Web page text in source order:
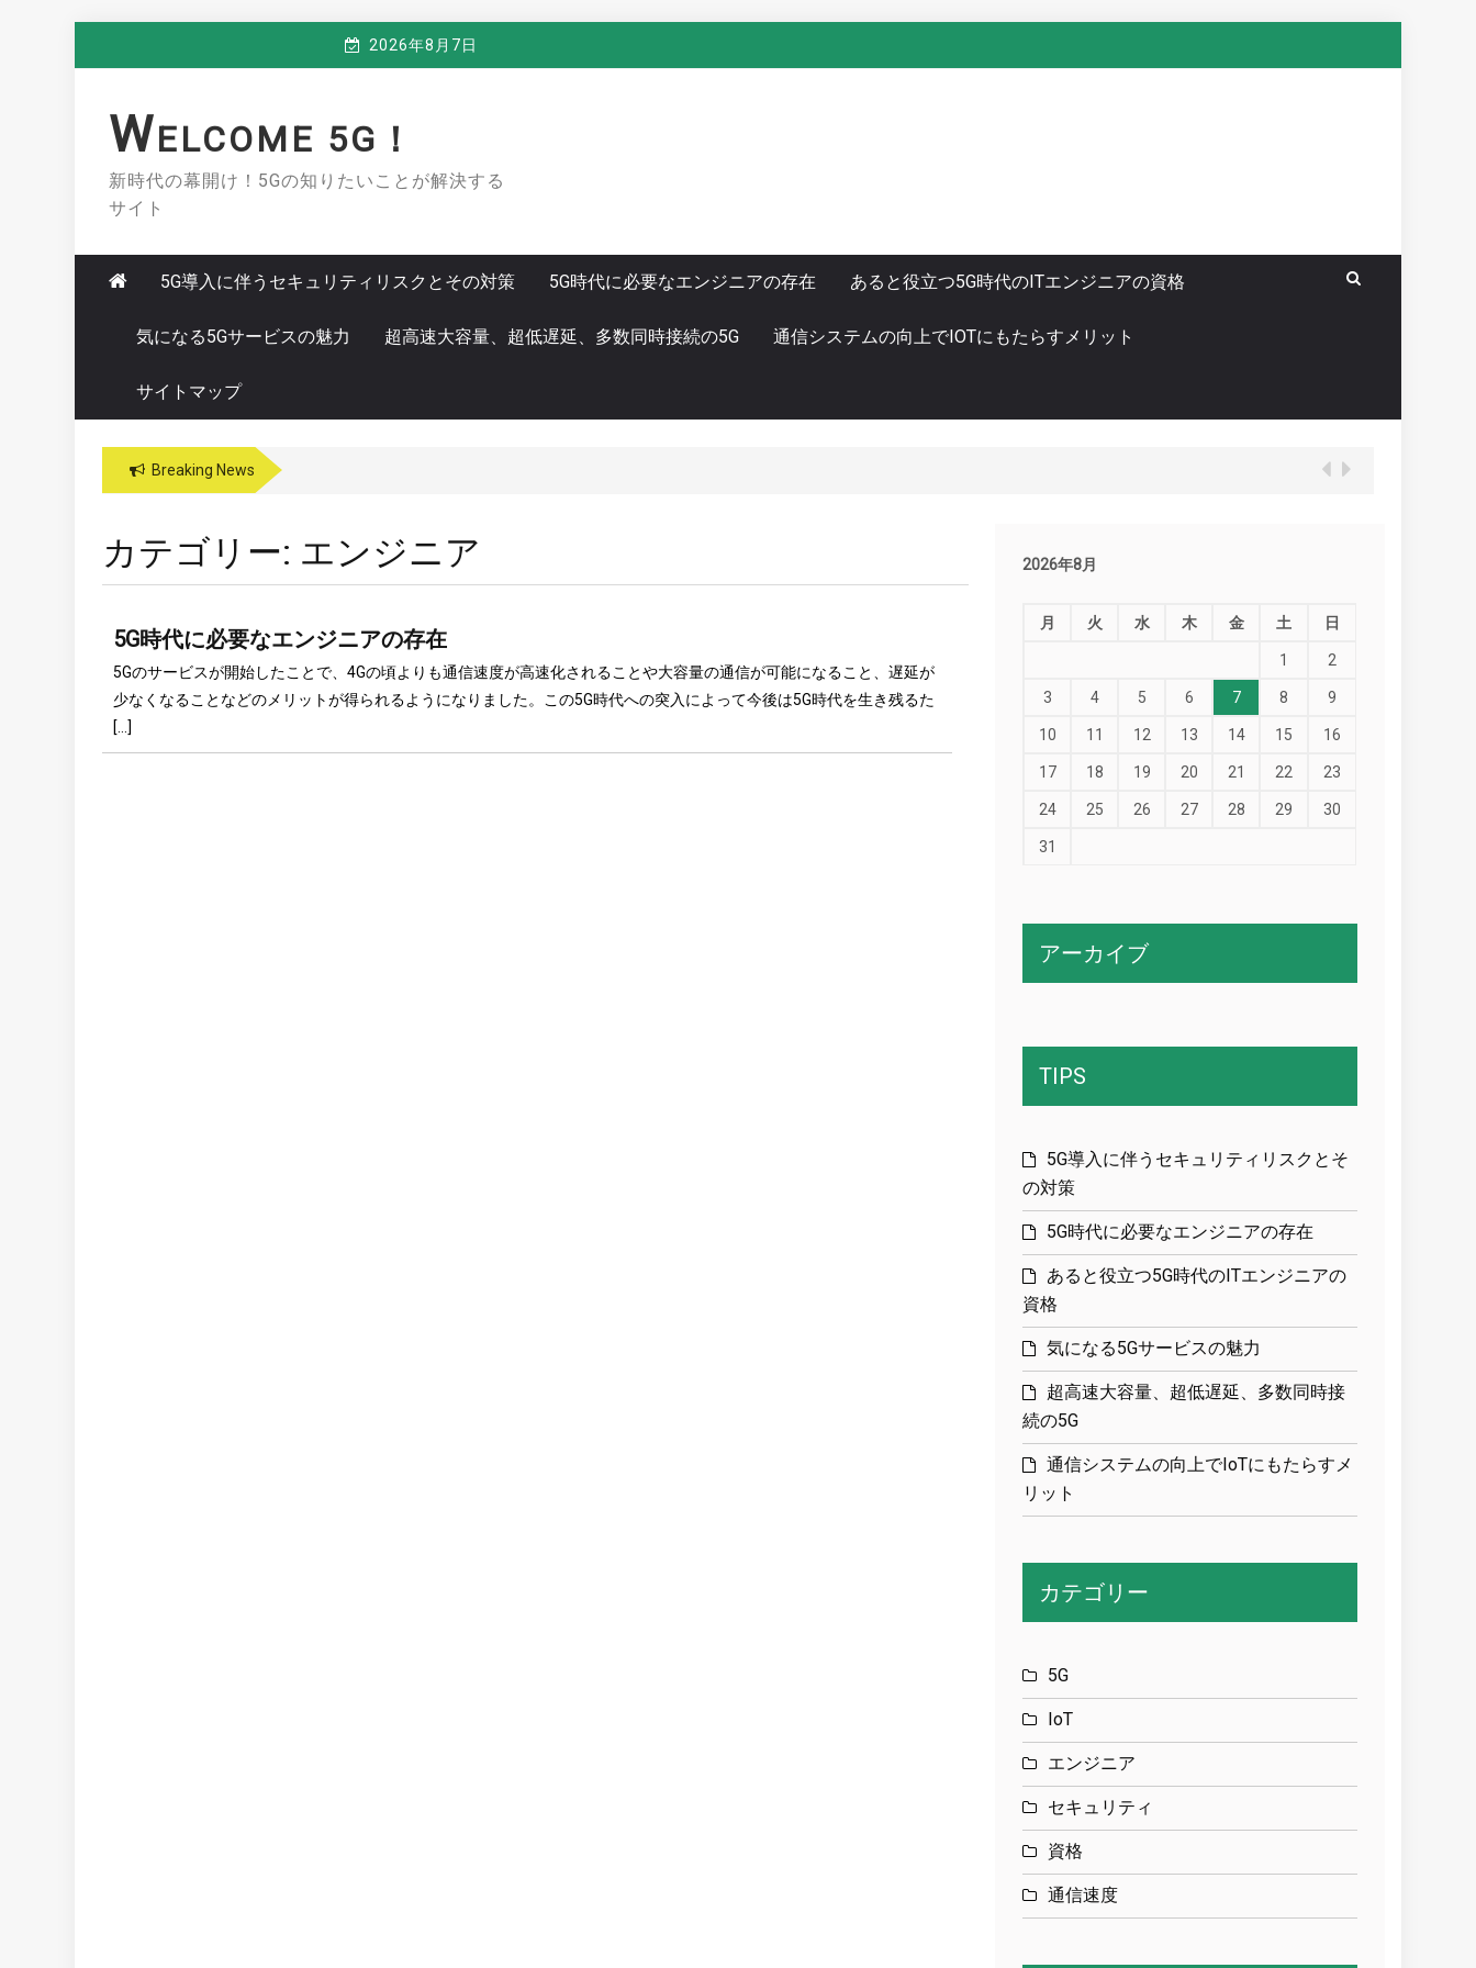
2026年8月7日
WELCOME 5G！
新時代の幕開け！5Gの知りたいことが解決する
サイト
5G導入に伴うセキュリティリスクとその対策 5G時代に必要なエンジニアの存在 あると役立つ5G時代のITエンジニアの資格
気になる5Gサービスの魅力 超高速大容量、超低遅延、多数同時接続の5G 通信システムの向上でIOTにもたらすメリット
サイトマップ
Breaking News
カテゴリー: エンジニア
5G時代に必要なエンジニアの存在
5Gのサービスが開始したことで、4Gの頃よりも通信速度が高速化されることや大容量の通信が可能になること、遅延が
少なくなることなどのメリットが得られるようになりました。この5G時代への突入によって今後は5G時代を生き残るた
[…]
2026年8月
月 火 水 木 金 土 日
1 2
3 4 5 6 7 8 9
10 11 12 13 14 15 16
17 18 19 20 21 22 23
24 25 26 27 28 29 30
31
アーカイブ
TIPS
5G導入に伴うセキュリティリスクとそ
の対策
5G時代に必要なエンジニアの存在
あると役立つ5G時代のITエンジニアの
資格
気になる5Gサービスの魅力
超高速大容量、超低遅延、多数同時接
続の5G
通信システムの向上でIoTにもたらすメ
リット
カテゴリー
5G
IoT
エンジニア
セキュリティ
資格
通信速度